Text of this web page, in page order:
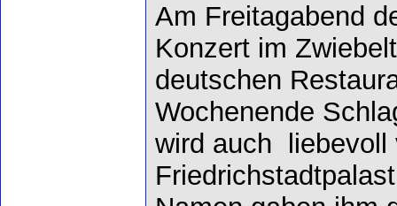
Am Freitagabend
Konzert im
deutschen
Wochenende
wird auch liebevoll